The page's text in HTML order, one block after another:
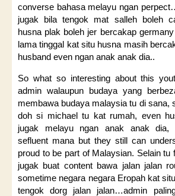
converse bahasa melayu ngan
jugak bila tengok mat salleh boleh
husna plak boleh jer bercakap
lama tinggal kat situ husna masih
husband even ngan anak anak dia..
So what so interesting about this
admin walaupun budaya yang
membawa budaya malaysia tu di sana,
doh si michael tu kat rumah, even
jugak melayu ngan anak anak dia,
sefluent mana but they still can
proud to be part of Malaysian. Selain tu
jugak buat content bawa jalan jalan
sometime negara negara Eropah kat
tengok dorg jalan jalan…admin